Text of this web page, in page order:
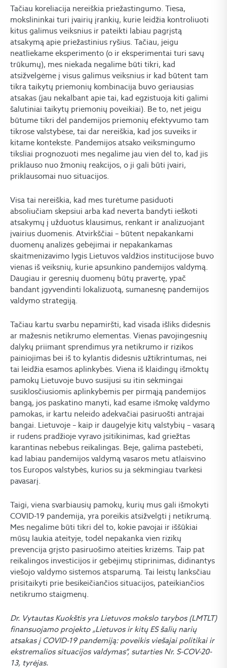
Tačiau koreliacija nereiškia priežastingumo. Tiesa,
mokslininkai turi įvairių įrankių, kurie leidžia kontroliuoti
kitus galimus veiksnius ir pateikti labiau pagrįstą
atsakymą apie priežastinius ryšius. Tačiau, jeigu
neatliekame eksperimento (o ir eksperimentai turi savų
trūkumų), mes niekada negalime būti tikri, kad
atsižvelgėme į visus galimus veiksnius ir kad būtent tam
tikra taikytų priemonių kombinacija buvo geriausias
atsakas (jau nekalbant apie tai, kad egzistuoja kiti galimi
šalutiniai taikytų priemonių poveikiai). Be to, net jeigu
būtume tikri dėl pandemijos priemonių efektyvumo tam
tikrose valstybėse, tai dar nereiškia, kad jos suveiks ir
kitame kontekste. Pandemijos atsako veiksmingumo
tiksliai prognozuoti mes negalime jau vien dėl to, kad jis
priklauso nuo žmonių reakcijos, o ji gali būti įvairi,
priklausomai nuo situacijos.
Visa tai nereiškia, kad mes turėtume pasiduoti
absoliučiam skepsiui arba kad neverta bandyti ieškoti
atsakymų į užduotus klausimus, renkant ir analizuojant
įvairius duomenis. Atvirkščiai – būtent nepakankami
duomenų analizės gebėjimai ir nepakankamas
skaitmenizavimo lygis Lietuvos valdžios institucijose buvo
vienas iš veiksnių, kurie apsunkino pandemijos valdymą.
Daugiau ir geresnių duomenų būtų pravertę, ypač
bandant įgyvendinti lokalizuotą, sumanesnę pandemijos
valdymo strategiją.
Tačiau kartu svarbu nepamiršti, kad visada išliks didesnis
ar mažesnis netikrumo elementas. Vienas pavojingesnių
dalykų priimant sprendimus yra netikrumo ir rizikos
painiojimas bei iš to kylantis didesnis užtikrintumas, nei
tai leidžia esamos aplinkybės. Viena iš klaidingų išmoktų
pamokų Lietuvoje buvo susijusi su itin sėkmingai
susiklosčiusiomis aplinkybėmis per pirmąją pandemijos
bangą, jos paskatino manyti, kad esame išmokę valdymo
pamokas, ir kartu neleido adekvačiai pasiruošti antrajai
bangai. Lietuvoje – kaip ir daugelyje kitų valstybių – vasarą
ir rudens pradžioje vyravo įsitikinimas, kad griežtas
karantinas nebebus reikalingas. Beje, galima pastebėti,
kad labiau pandemijos valdymą vasaros metu atlaisvino
tos Europos valstybės, kurios su ja sėkmingiau tvarkėsi
pavasarį.
Taigi, viena svarbiausių pamokų, kurių mus gali išmokyti
COVID-19 pandemija, yra poreikis atsižvelgti į netikrumą.
Mes negalime būti tikri dėl to, kokie pavojai ir iššūkiai
mūsų laukia ateityje, todėl nepakanka vien rizikų
prevencija grįsto pasiruošimo ateities krizėms. Taip pat
reikalingos investicijos ir gebėjimų stiprinimas, didinantys
viešojo valdymo sistemos atsparumą. Tai leistų lanksčiau
prisitaikyti prie besikeičiančios situacijos, pateikiančios
netikrumo staigmenų.
Dr. Vytautas Kuokštis yra Lietuvos mokslo tarybos (LMTLT)
finansuojamo projekto „Lietuvos ir kitų ES šalių narių
atsakas į COVID-19 pandemiją: poveikis viešajai politikai ir
ekstremalios situacijos valdymas“, sutarties Nr. S-COV-20-
13, tyrėjas.